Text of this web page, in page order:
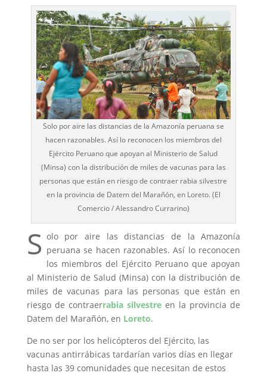
Solo por aire las distancias de la Amazonía peruana se
hacen razonables. Así lo reconocen los miembros del
Ejército Peruano que apoyan al Ministerio de Salud
(Minsa) con la distribución de miles de vacunas para las
personas que están en riesgo de contraer rabia silvestre
en la provincia de Datem del Marañón, en Loreto. (El
Comercio / Alessandro Currarino)
S olo por aire las distancias de la Amazonía
peruana se hacen razonables. Así lo reconocen
los miembros del Ejército Peruano que apoyan
al Ministerio de Salud (Minsa) con la distribución de
miles de vacunas para las personas que están en
riesgo de contraerrabia silvestreen la provincia de
Datem del Marañón, en Loreto.
De no ser por los helicópteros del Ejército, las
vacunas antirrábicas tardarían varios días en llegar
hasta las 39 comunidades que necesitan de estos